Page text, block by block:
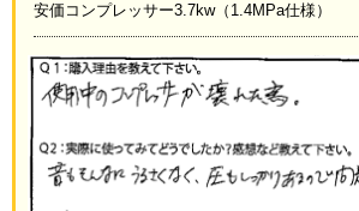
安価コンプレッサー3.7kw（1.4MPa仕様）